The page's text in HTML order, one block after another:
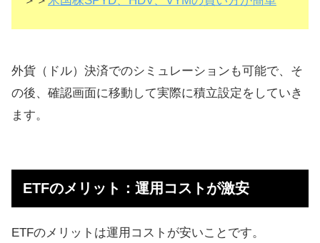
外貨（ドル）決済でのシミュレーションも可能で、そ
の後、確認画面に移動して実際に積立設定をしていき
ます。
ETFのメリット：運用コストが激安
ETFのメリットは運用コストが安いことです。